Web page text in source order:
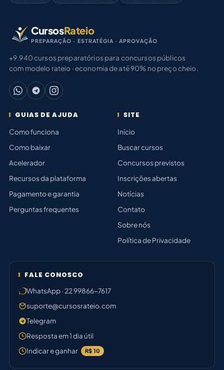
CursosRateio
PREPARAÇÃO · ESTRATÉGIA · APROVAÇÃO
+9.940 cursos preparatórios para concursos públicos
com modelo rateio · economia de até 90% no preço cheio.
GUIAS DE AJUDA
Como funciona
Como baixar
Acelerador
Recursos da plataforma
Pagamento e garantia
Perguntas frequentes
SITE
Início
Buscar cursos
Concursos previstos
Inscrições abertas
Notícias
Contato
Sobre nós
Política de Privacidade
FALE CONOSCO
WhatsApp · 22 99866-7617
suporte@cursosrateio.com
Telegram
Resposta em 1 dia útil
Indicar e ganhar
R$ 10